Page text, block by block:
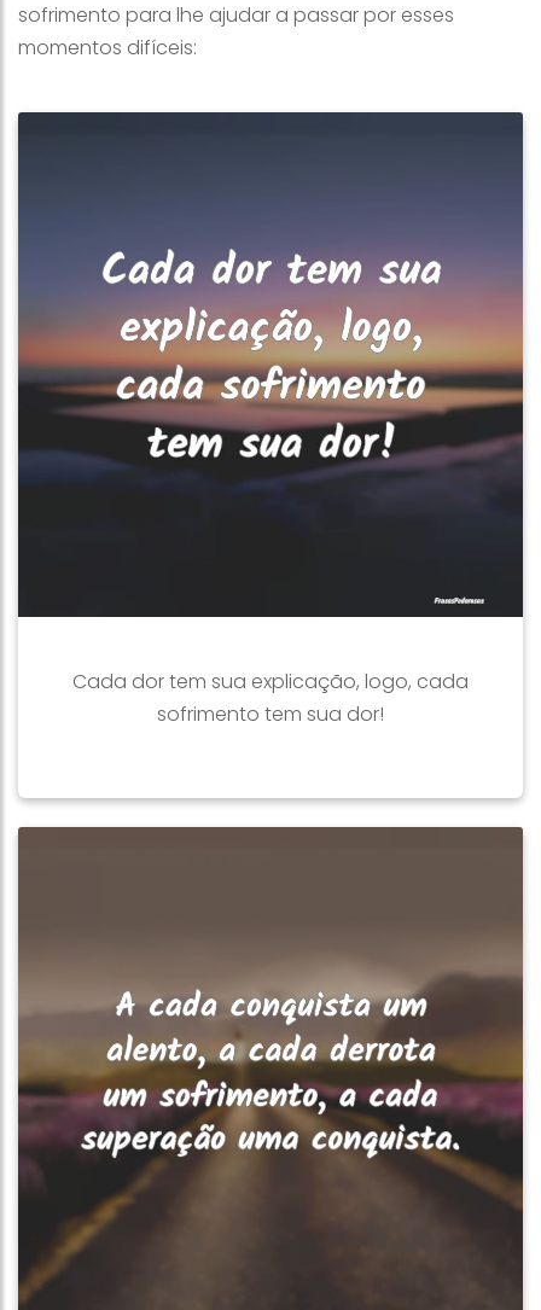
sofrimento para lhe ajudar a passar por esses
momentos difíceis:
Cada dor tem sua explicação, logo, cada
sofrimento tem sua dor!